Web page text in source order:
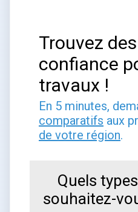
Trouvez
confiance
travaux !
En 5 minutes,
comparatifs aux
de votre région.
Quels
souhaitez-